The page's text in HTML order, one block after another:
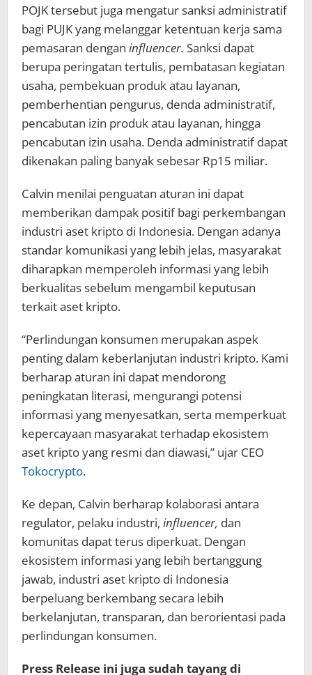
POJK tersebut juga mengatur sanksi administratif
bagi PUJK yang melanggar ketentuan kerja sama
pemasaran dengan influencer. Sanksi dapat
berupa peringatan tertulis, pembatasan kegiatan
usaha, pembekuan produk atau layanan,
pemberhentian pengurus, denda administratif,
pencabutan izin produk atau layanan, hingga
pencabutan izin usaha. Denda administratif dapat
dikenakan paling banyak sebesar Rp15 miliar.
Calvin menilai penguatan aturan ini dapat
memberikan dampak positif bagi perkembangan
industri aset kripto di Indonesia. Dengan adanya
standar komunikasi yang lebih jelas, masyarakat
diharapkan memperoleh informasi yang lebih
berkualitas sebelum mengambil keputusan
terkait aset kripto.
“Perlindungan konsumen merupakan aspek
penting dalam keberlanjutan industri kripto. Kami
berharap aturan ini dapat mendorong
peningkatan literasi, mengurangi potensi
informasi yang menyesatkan, serta memperkuat
kepercayaan masyarakat terhadap ekosistem
aset kripto yang resmi dan diawasi,” ujar CEO
Tokocrypto.
Ke depan, Calvin berharap kolaborasi antara
regulator, pelaku industri, influencer, dan
komunitas dapat terus diperkuat. Dengan
ekosistem informasi yang lebih bertanggung
jawab, industri aset kripto di Indonesia
berpeluang berkembang secara lebih
berkelanjutan, transparan, dan berorientasi pada
perlindungan konsumen.
Press Release ini juga sudah tayang di